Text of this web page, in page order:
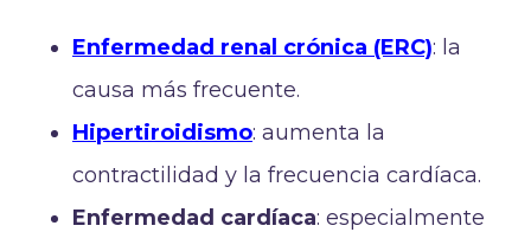
Enfermedad renal crónica (ERC): la
causa más frecuente.
Hipertiroidismo: aumenta la
contractilidad y la frecuencia cardíaca.
Enfermedad cardíaca: especialmente